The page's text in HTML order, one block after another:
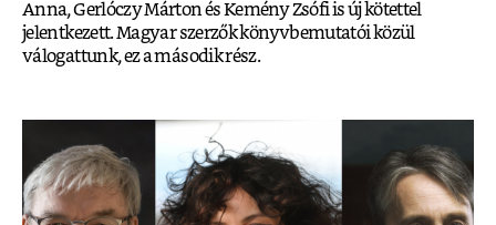
Anna, Gerlóczy Márton és Kemény Zsófi is új kötettel
jelentkezett. Magyar szerzők könyvbemutatói közül
válogattunk, ez a második rész.